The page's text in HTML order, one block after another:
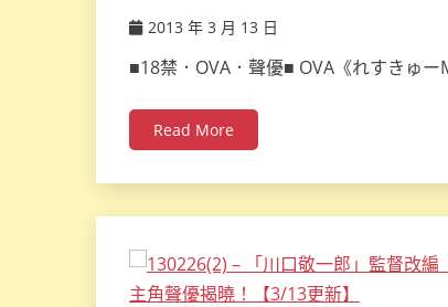
2013 年 3 月 13 日
■18禁．OVA．聲優■ OVA《れすきゅ
Read More